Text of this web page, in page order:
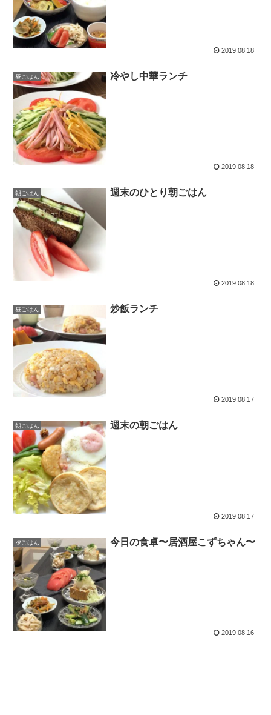
2019.08.18
昼ごはん 冷やし中華ランチ
2019.08.18
朝ごはん 週末のひとり朝ごはん
2019.08.18
昼ごはん 炒飯ランチ
2019.08.17
朝ごはん 週末の朝ごはん
2019.08.17
夕ごはん 今日の食卓〜居酒屋こずちゃん〜
2019.08.16